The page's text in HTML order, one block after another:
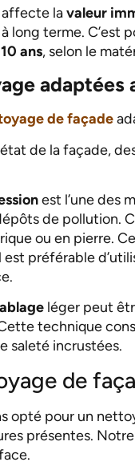
affecte lavaleur
long terme. C’est
ans, selon le
adaptées
de façade
de la façade,
est l’une des
de pollution.
ou en pierre.
préférable
léger peut
technique
saleté incrustées.
de
opté pour un
présentes.